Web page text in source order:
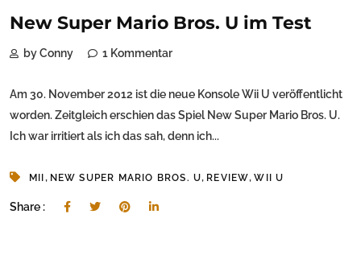
New Super Mario Bros. U im Test
by Conny 1 Kommentar
Am 30. November 2012 ist die neue Konsole Wii U veröffentlicht
worden. Zeitgleich erschien das Spiel New Super Mario Bros. U.
Ich war irritiert als ich das sah, denn ich...
MII, NEW SUPER MARIO BROS. U, REVIEW,WII U
Share :